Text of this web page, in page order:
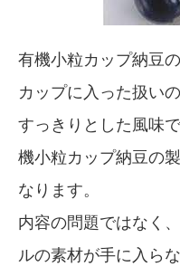
有機小粒カップ納豆
カップに入った扱い
すっきりとした風味
機小粒カップ納豆の
なります。
内容の問題ではなく
ルの素材が手に入ら